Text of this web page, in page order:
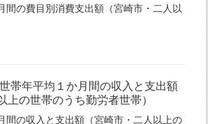
間の費目別消費支出額（宮崎市・二人以
帯年平均１か月間の収入と支出額
上の世帯のうち勤労者世帯）
間の収入と支出額（宮崎市・二人以上の